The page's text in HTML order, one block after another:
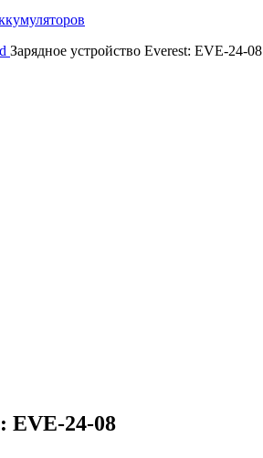
Зарядное устройство Everest: EVE-24-08
EVE-24-08